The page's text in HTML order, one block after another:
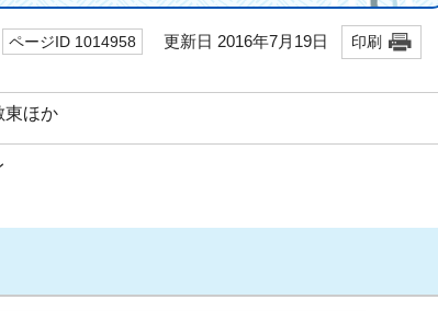
ページID 1014958 更新日 2016年7月19日 印刷
東ほか